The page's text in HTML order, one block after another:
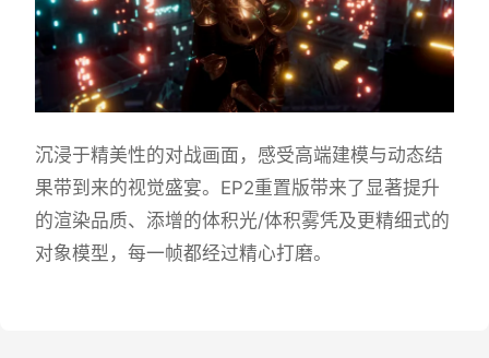
沉浸于精美性的对战画面，感受高端建模与动态结
果带到来的视觉盛宴。EP2重置版带来了显著提升
的渲染品质、添增的体积光/体积雾凭及更精细式的
对象模型，每一帧都经过精心打磨。